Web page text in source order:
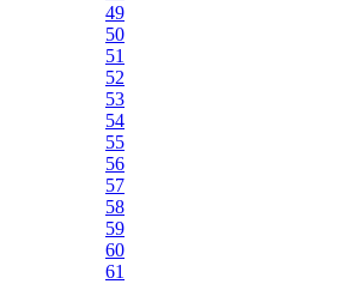
49
50
51
52
53
54
55
56
57
58
59
60
61